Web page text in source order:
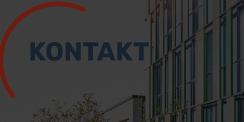
KONTAKT